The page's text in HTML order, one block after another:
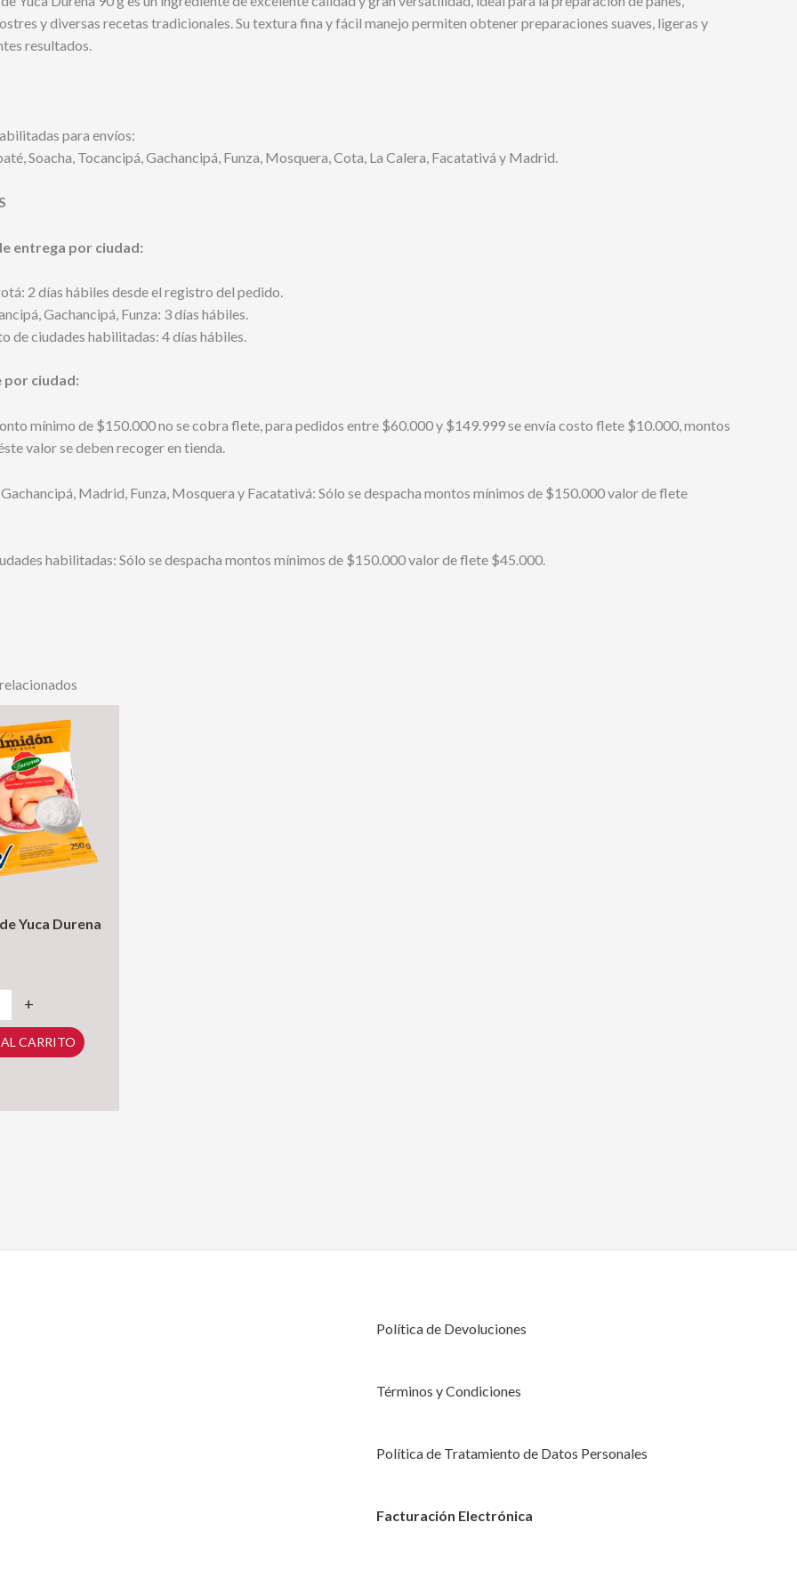
y diversas recetas tradicionales. Su textura fina y fácil manejo permiten obtener preparaciones suaves, ligeras y
resultados.
para envíos:
Soacha, Tocancipá, Gachancipá, Funza, Mosquera, Cota, La Calera, Facatativá y Madrid.
entrega por ciudad:
2 días hábiles desde el registro del pedido.
Gachancipá, Funza: 3 días hábiles.
de ciudades habilitadas: 4 días hábiles.
ciudad:
mínimo de $150.000 no se cobra flete, para pedidos entre $60.000 y $149.999 se envía costo flete $10.000, montos
valor se deben recoger en tienda.
Madrid, Funza, Mosquera y Facatativá: Sólo se despacha montos mínimos de $150.000 valor de flete
habilitadas: Sólo se despacha montos mínimos de $150.000 valor de flete $45.000.
Yuca Durena
+
CARRITO
Política de Devoluciones
Términos y Condiciones
Política de Tratamiento de Datos Personales
Facturación Electrónica